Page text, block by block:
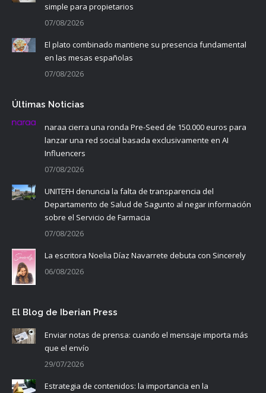
simple para propietarios
07/08/2026
El plato combinado mantiene su presencia fundamental
en las mesas españolas
07/08/2026
Últimas Noticias
naraa cierra una ronda Pre-Seed de 150.000 euros para
lanzar una red social basada exclusivamente en AI
Influencers
07/08/2026
UNITEFH denuncia la falta de transparencia del
Departamento de Salud de Sagunto al negar información
sobre el Servicio de Farmacia
07/08/2026
La escritora Noelia Díaz Navarrete debuta con Sincerely
06/08/2026
El Blog de Iberian Press
Enviar notas de prensa: cuando el mensaje importa más
que el envío
29/07/2026
Estrategia de contenidos: la importancia en la